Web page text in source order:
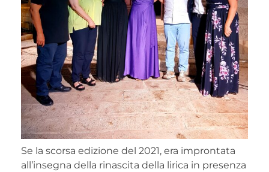
Se la scorsa edizione del 2021, era improntata
all’insegna della rinascita della lirica in presenza